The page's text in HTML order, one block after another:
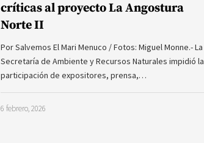
críticas al proyecto La Angostura
Norte II
Por Salvemos El Mari Menuco / Fotos: Miguel Monne.- La
Secretaría de Ambiente y Recursos Naturales impidió la
participación de expositores, prensa,…
6 febrero, 2026